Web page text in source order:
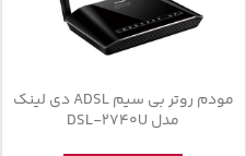
مودم روتر بی سیم ADSL دی لینک
مدل DSL-2740U